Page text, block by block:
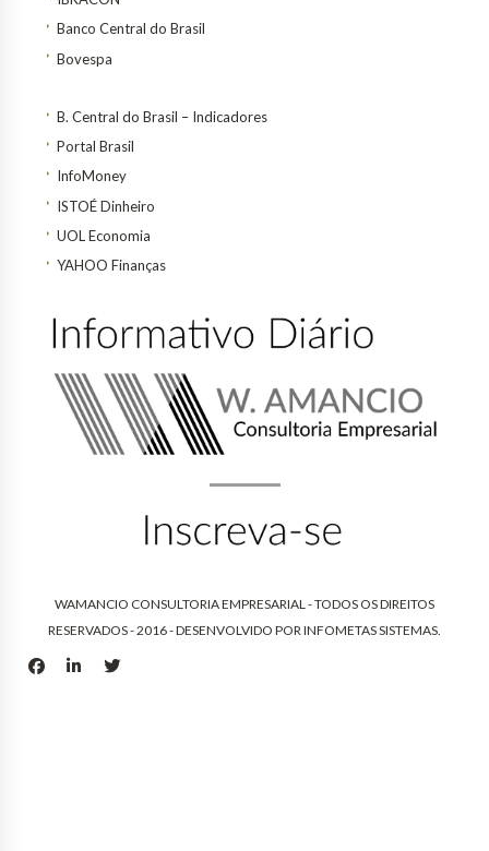
Banco Central do Brasil
Bovespa
B. Central do Brasil – Indicadores
Portal Brasil
InfoMoney
ISTOÉ Dinheiro
UOL Economia
YAHOO Finanças
WAMANCIO CONSULTORIA EMPRESARIAL - TODOS OS DIREITOS
RESERVADOS - 2016 - DESENVOLVIDO PORINFOMETAS SISTEMAS.